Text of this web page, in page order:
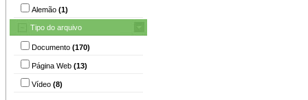
Alemão (1)
Tipo do arquivo
Documento (170)
Página Web (13)
Vídeo (8)